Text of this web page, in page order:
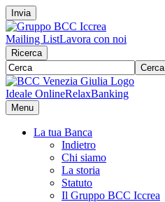
Invia
Mailing ListLavora con noi
Ricerca
Cerca
Ideale OnlineRelaxBanking
Menu
La tua Banca
Indietro
Chi siamo
La storia
Statuto
Il Gruppo BCC Iccrea